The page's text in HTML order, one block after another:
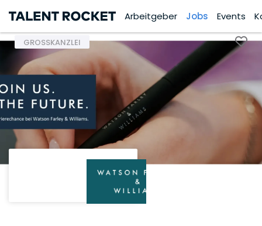
Arbeitgeber Jobs Events
GROSSKANZLEI